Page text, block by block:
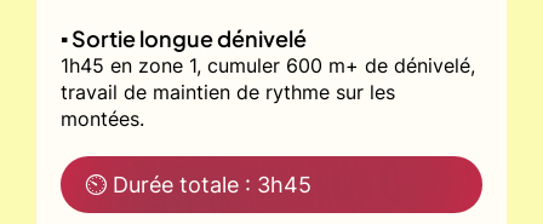
▪️ Sortie longue dénivelé
1h45 en zone 1, cumuler 600 m+ de dénivelé,
travail de maintien de rythme sur les
montées.
⏲ Durée totale : 3h45